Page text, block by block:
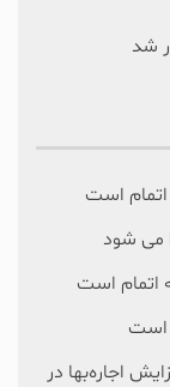
شد
است
می شود
اتمام است
است
اجاره‌بها در